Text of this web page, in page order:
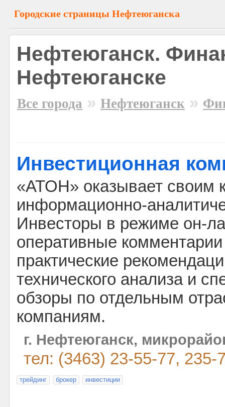
Городские страницы Нефтеюганска
Нефтеюганск.
Нефтеюганске
Все города » Нефтеюганск »
Инвестиционная
«АТОН» оказывает своим
информационно-
Инвесторы в режиме он-
оперативные
практические
технического анализа и
обзоры по отдельным
компаниям.
г. Нефтеюганск,
тел: (3463) 23-55-77, 235-
трейдинг брокер инвестиции